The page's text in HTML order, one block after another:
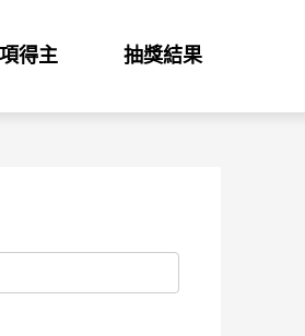
得主 抽獎結果